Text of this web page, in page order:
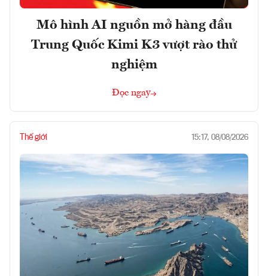
Mô hình AI nguồn mở hàng đầu
Trung Quốc Kimi K3 vượt rào thử
nghiệm
Đọc ngay
Thế giới 15:17, 08/08/2026